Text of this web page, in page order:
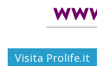
Visita Prolife.it